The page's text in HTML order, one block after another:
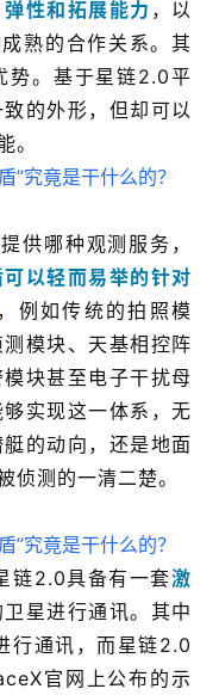
性和拓展能力 ，以
熟的合作关系。其
势。基于星链2.0平
的外形，但却可以
。
供哪种观测服务，
以轻而易举的针对
，例如传统的拍照模
模块、天基相控阵
块甚至电子干扰母
实现这一体系，无
的动向，还是地面
侦测的一清二楚。
链2.0具备有一套激
星进行通讯。其中
行通讯，而星链2.0
官网上公布的示